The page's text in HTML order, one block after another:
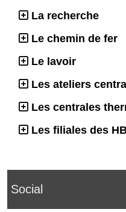
La recherche
Le chemin de fer
Le lavoir
Les ateliers
Les centrales
Les filiales des
Social